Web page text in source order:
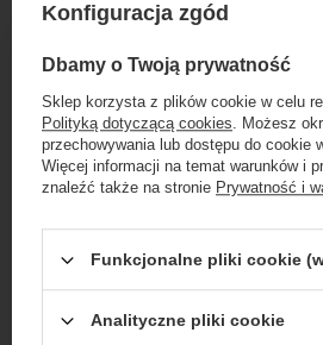
bezprzewodowy system
prezentacyjny Barco ClickShare
CSE-200
236,00 zł szt.
Dołącz do
Zgarnij jako pierwszy
rabatach w naszym
...lub zadzwoń od razu,
przy zamówieniu
50 zł
Rabat 50 zł przy zamówieniach
Konfiguracja zgód
Dbamy o Twoją prywatność
Sklep korzysta z plików cookie w celu
Polityką dotyczącą cookies. Możesz
przechowywania lub dostępu do cookie
Więcej informacji na temat warunków i
znaleźć także na stronie Prywatność i
Funkcjonalne pliki cookie
Analityczne pliki cookie